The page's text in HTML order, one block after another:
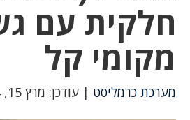
חלקית עם
מקומי קל
מערכת כרמליסט | עודכן: מרץ 15, 2024